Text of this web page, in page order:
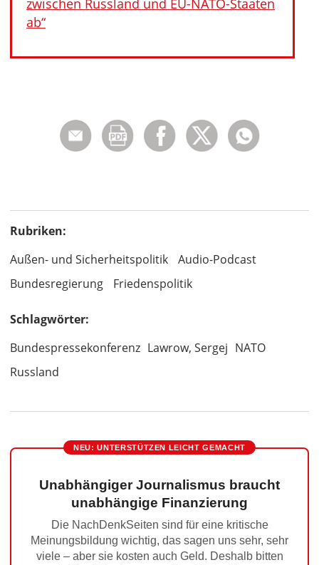
zwischen Russland und EU-NATO-Staaten
ab“
Rubriken:
Außen- und Sicherheitspolitik
Audio-Podcast
Bundesregierung
Friedenspolitik
Schlagwörter:
Bundespressekonferenz Lawrow, Sergej NATO
Russland
NEU: UNTERSTÜTZEN LEICHT GEMACHT
Unabhängiger Journalismus braucht
unabhängige Finanzierung
Die NachDenkSeiten sind für eine kritische
Meinungsbildung wichtig, das sagen uns sehr, sehr
viele – aber sie kosten auch Geld. Deshalb bitten